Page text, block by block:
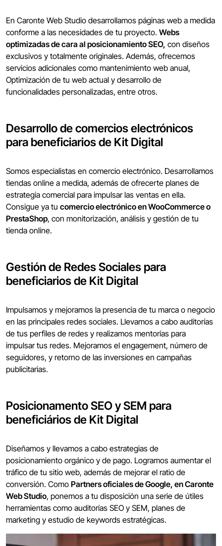
En Caronte Web Studio desarrollamos páginas web a medida
conforme a las necesidades de tu proyecto. Webs
optimizadas de cara al posicionamiento SEO, con diseños
exclusivos y totalmente originales. Además, ofrecemos
servicios adicionales como mantenimiento web anual,
Optimización de tu web actual y desarrollo de
funcionalidades personalizadas, entre otros.
Desarrollo de comercios electrónicos
para beneficiarios de Kit Digital
Somos especialistas en comercio electrónico. Desarrollamos
tiendas online a medida, además de ofrecerte planes de
estrategia comercial para impulsar las ventas en ella.
Consigue ya tu comercio electrónico en WooCommerce o
PrestaShop, con monitorización, análisis y gestión de tu
tienda online.
Gestión de Redes Sociales para
beneficiarios de Kit Digital
Impulsamos y mejoramos la presencia de tu marca o negocio
en las principales redes sociales. Llevamos a cabo auditorías
de tus perfiles de redes y realizamos mentorías para
impulsar tus redes. Mejoramos el engagement, número de
seguidores, y retorno de las inversiones en campañas
publicitarias.
Posicionamento SEO y SEM para
beneficiários de Kit Digital
Diseñamos y llevamos a cabo estrategias de
posicionamiento orgánico y de pago. Logramos aumentar el
tráfico de tu sitio web, además de mejorar el ratio de
conversión. Como Partners oficiales de Google, en Caronte
Web Studio, ponemos a tu disposición una serie de útiles
herramientas como auditorías SEO y SEM, planes de
marketing y estudio de keywords estratégicas.